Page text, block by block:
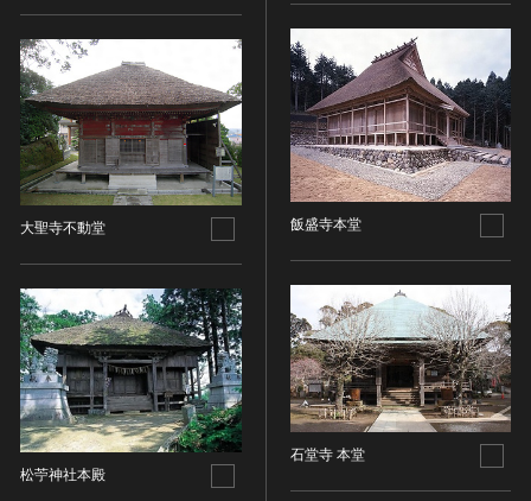
大聖寺不動堂
松苧神社本殿
飯盛寺本堂
石堂寺 本堂
原三国・朝鮮三国 [朝鮮半島]
新羅 [朝鮮半島]
高麗 [朝鮮半島]
朝鮮 [朝鮮半島]
近現代 [朝鮮半島]
旧石器 [中国]
夏 [中国]
殷（商） [中国]
周 [中国]
春秋時代 [中国]
戦国時代 [中国]
秦 [中国]
漢 [中国]
彫刻
木像
金属像
石像
石膏像
その他
工芸品
染織
陶磁
ガラス
その他
その他の美術
写真
登録無形民俗文化財
記録作成等の措置を講ずべき無形の民俗文化財
史跡
名勝
天然記念物
特別史跡
特別名勝
重要文化的景観
重要伝統的建造物群保存地区
選定保存技術
未指定
有形文化財(建造物)
有形文化財(美術工芸品)
CC BY-SA（表示—継承）
CC BY-ND（表示—改変禁止）
CC BY-NC（表示—非営利）
CC BY-NC-SA（表示—非営利—継承）
CC BY-NC-ND（表示—非営利—改変禁止）
IN COPYRIGHT（著作権あり）
IN COPYRIGHT - EU ORPHAN WORK（著作権あり-
EU孤児著作物）
IN COPYRIGHT - EDUCATIONAL USE
PERMITTED（著作権あり-教育目的の利用可）
IN COPYRIGHT - NONCOMMERCIAL USE
PERMITTED（著作権あり-非営利目的の利用可）
IN COPYRIGHT - RIGHTSHOLDER(S) UNLOCATABLE
OR UNIDENTIFIABLE（著作権あり-著作権者不明）
NO COPYRIGHT - CONTRACTUAL
20件で表示
入力情報をクリア
連想検索
連想検索する
20件で表示
入力情報をクリア